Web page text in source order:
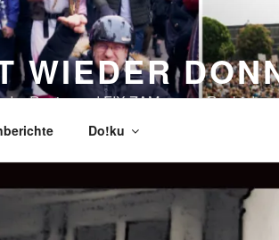
WIEDER
Regierung! FIX ZAM gegen Rechts!
Do!ku